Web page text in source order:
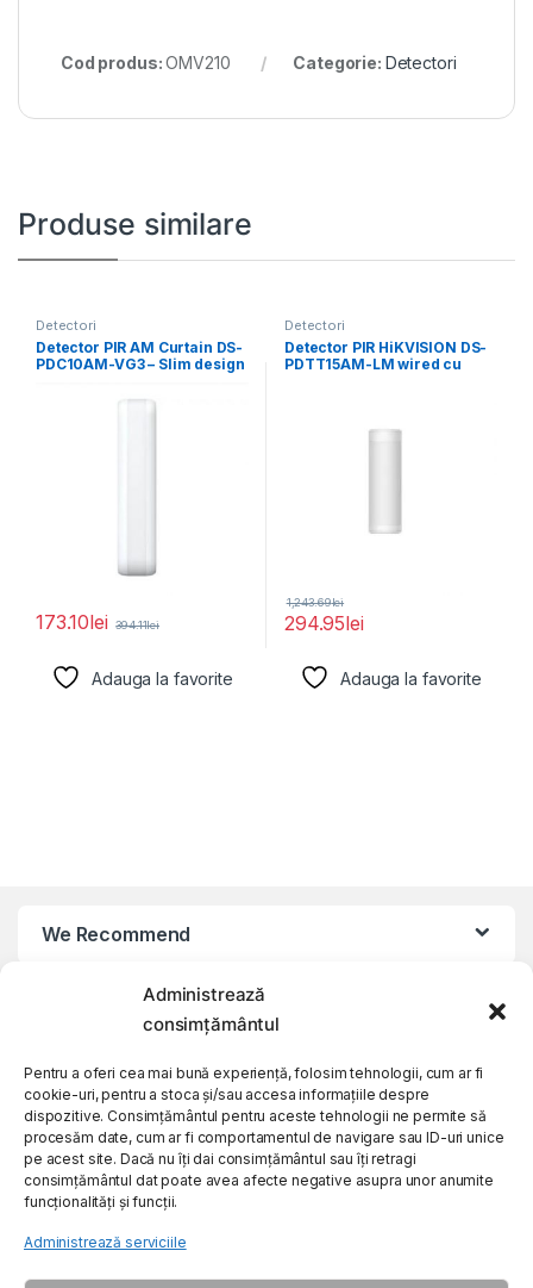
Administrează
consimțământul
Pentru a oferi cea mai bună experiență, folosim tehnologii, cum ar fi
cookie-uri, pentru a stoca și/sau accesa informațiile despre
dispozitive. Consimțământul pentru aceste tehnologii ne permite să
procesăm date, cum ar fi comportamentul de navigare sau ID-uri unice
pe acest site. Dacă nu îți dai consimțământul sau îți retragi
consimțământul dat poate avea afecte negative asupra unor anumite
funcționalități și funcții.
Administrează serviciile
Cod produs:OMV210 Categorie: Detectori
Produse similare
Detectori
Detector PIR AM Curtain DS-
PDC10AM-VG3 – Slim design
173.10lei 394.11lei
Adauga la favorite
Detectori
Detector PIR HiKVISION DS-
PDTT15AM-LM wired cu
294.95lei
1,243.69lei
Adauga la favorite
We Recommend
My Account
Customer Care
About Us